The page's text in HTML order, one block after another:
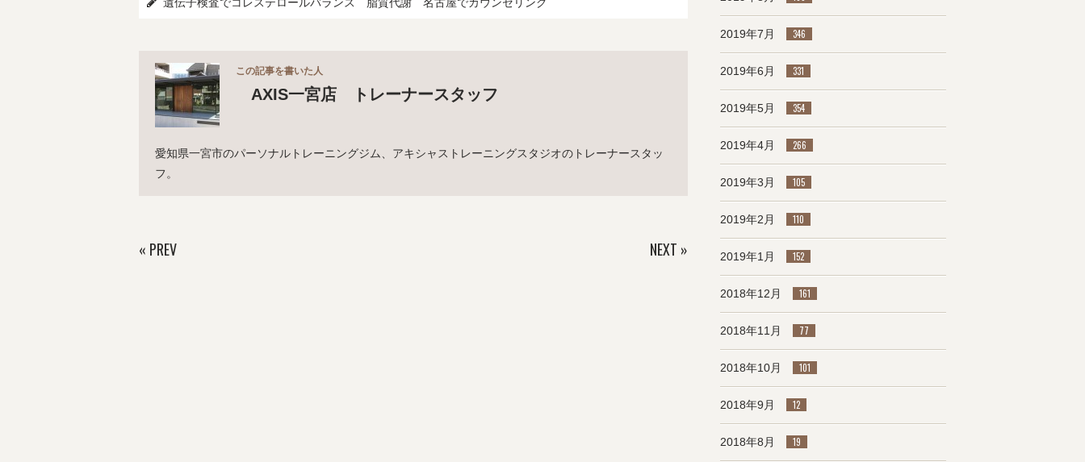
この記事を書いた人
AXIS一宮店 トレーナースタッフ
愛知県一宮市のパーソナルトレーニングジム、アキシャストレーニングスタジオのトレーナースタッ
フ。
« PREV NEXT »
2019年7月 346
2019年6月 331
2019年5月 354
2019年4月 266
2019年3月 105
2019年2月 110
2019年1月 152
2018年12月 161
2018年11月 77
2018年10月 101
2018年9月 12
2018年8月 19